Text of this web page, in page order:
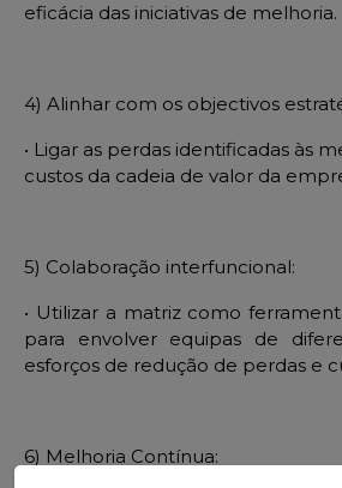
eficácia das iniciativas de melhoria.
4) Alinhar com os objectivos
• Ligar as perdas identificadas às
custos da cadeia de valor da
5) Colaboração interfuncional:
• Utilizar a matriz como
para envolver equipas de
esforços de redução de perdas e
6) Melhoria Contínua: